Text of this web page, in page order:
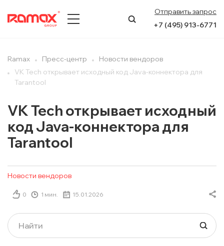
Отправить запрос
+7 (495) 913-6771
ПРЕСС-ЦЕНТР
УСЛУГИ
КОНТАКТЫ
Ramax Пресс-центр
Новости вендоров
VK Tech открывает исходный код Java-коннектора для
Tarantool
VK Tech открывает исходный
код Java-коннектора для
Tarantool
Новости вендоров
0 1 мин. 15.01.2026